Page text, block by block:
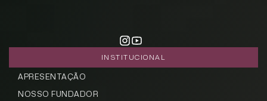
INSTITUCIONAL
APRESENTAÇÃO
NOSSO FUNDADOR